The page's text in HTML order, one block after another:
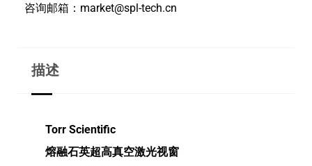
咨询邮箱：market@spl-tech.cn
描述
Torr Scientific
熔融石英超高真空激光视窗